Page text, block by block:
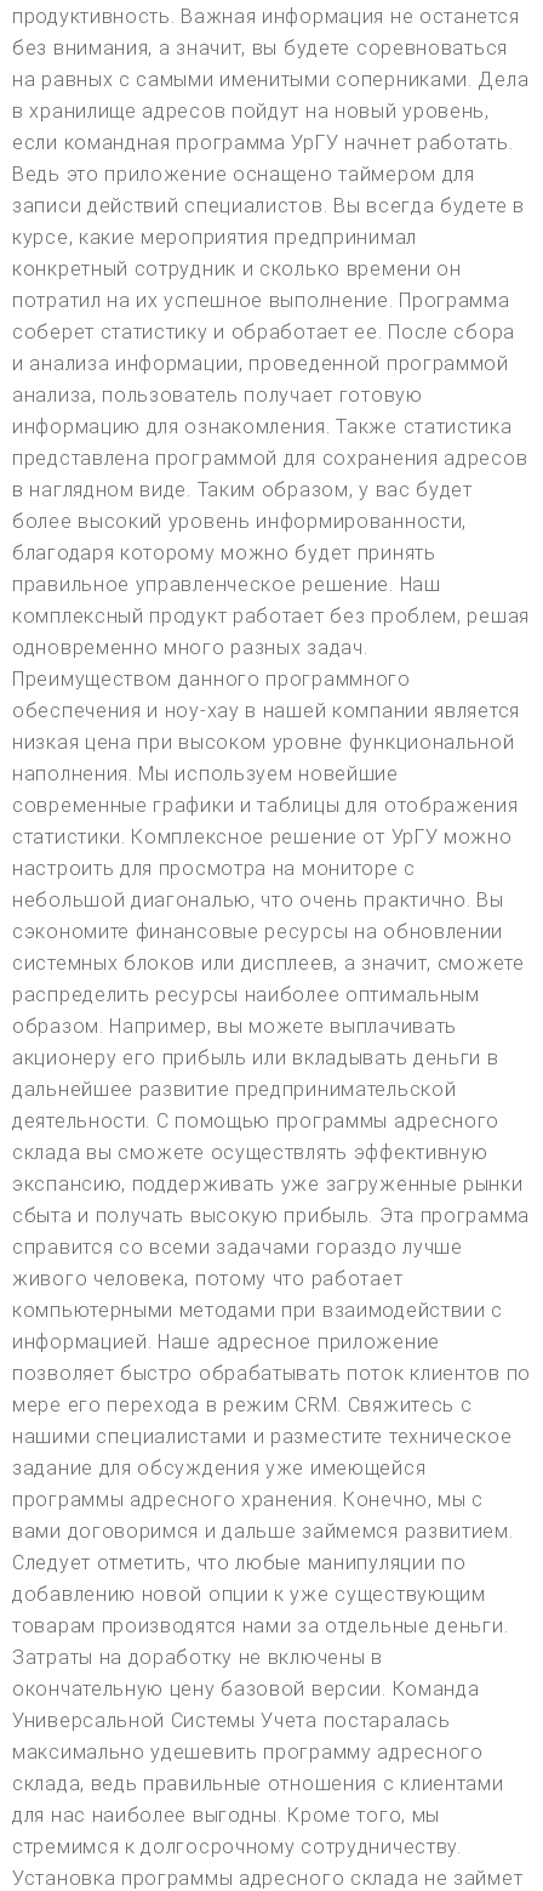
продуктивность. Важная информация не останется
без внимания, а значит, вы будете соревноваться
на равных с самыми именитыми соперниками. Дела
в хранилище адресов пойдут на новый уровень,
если командная программа УрГУ начнет работать.
Ведь это приложение оснащено таймером для
записи действий специалистов. Вы всегда будете в
курсе, какие мероприятия предпринимал
конкретный сотрудник и сколько времени он
потратил на их успешное выполнение. Программа
соберет статистику и обработает ее. После сбора
и анализа информации, проведенной программой
анализа, пользователь получает готовую
информацию для ознакомления. Также статистика
представлена программой для сохранения адресов
в наглядном виде. Таким образом, у вас будет
более высокий уровень информированности,
благодаря которому можно будет принять
правильное управленческое решение. Наш
комплексный продукт работает без проблем, решая
одновременно много разных задач.
Преимуществом данного программного
обеспечения и ноу-хау в нашей компании является
низкая цена при высоком уровне функциональной
наполнения. Мы используем новейшие
современные графики и таблицы для отображения
статистики. Комплексное решение от УрГУ можно
настроить для просмотра на мониторе с
небольшой диагональю, что очень практично. Вы
сэкономите финансовые ресурсы на обновлении
системных блоков или дисплеев, а значит, сможете
распределить ресурсы наиболее оптимальным
образом. Например, вы можете выплачивать
акционеру его прибыль или вкладывать деньги в
дальнейшее развитие предпринимательской
деятельности. С помощью программы адресного
склада вы сможете осуществлять эффективную
экспансию, поддерживать уже загруженные рынки
сбыта и получать высокую прибыль. Эта программа
справится со всеми задачами гораздо лучше
живого человека, потому что работает
компьютерными методами при взаимодействии с
информацией. Наше адресное приложение
позволяет быстро обрабатывать поток клиентов по
мере его перехода в режим CRM. Свяжитесь с
нашими специалистами и разместите техническое
задание для обсуждения уже имеющейся
программы адресного хранения. Конечно, мы с
вами договоримся и дальше займемся развитием.
Следует отметить, что любые манипуляции по
добавлению новой опции к уже существующим
товарам производятся нами за отдельные деньги.
Затраты на доработку не включены в
окончательную цену базовой версии. Команда
Универсальной Системы Учета постаралась
максимально удешевить программу адресного
склада, ведь правильные отношения с клиентами
для нас наиболее выгодны. Кроме того, мы
стремимся к долгосрочному сотрудничеству.
Установка программы адресного склада не займет